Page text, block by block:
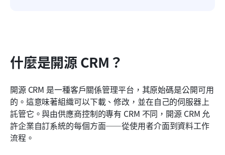
什麼是開源 CRM？
開源 CRM 是一種客戶關係管理平台，其原始碼是公開可用
的。這意味著組織可以下載、修改，並在自己的伺服器上
託管它。與由供應商控制的專有 CRM 不同，開源 CRM 允
許企業自訂系統的每個方面——從使用者介面到資料工作
流程。